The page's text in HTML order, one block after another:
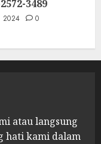
3489
2024 0
atau langsung
hati kami dalam